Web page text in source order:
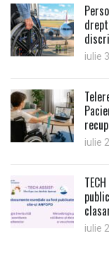
iulie
iulie
iulie